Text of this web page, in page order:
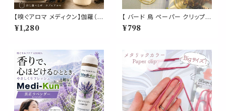
【嗅ぐアロマ メディクン】伽羅（沈
香）｜天然精油 アガーウッド 深
く上品な香木の香り ポータブル
携帯用 日本製 武将 歴史 博物
館 ギフト プレゼント
¥1,280
【 バード 鳥 ペーパー クリップ
アソート】20個入り 4色 ゴール
ド シルバー ピンク チャコールグ
ブック 結婚式 ブックマーカー イ
ンコ 小鳥 トリ ナチュラル ショッ
プ カード メッセージ ラッピング
¥798